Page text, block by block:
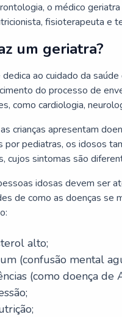
o médico
fisioterapeuta e
um geriatra?
ao cuidado da
do processo de
como cardiologia,
crianças apresentam
por pediatras, os idosos
cujos sintomas são
idosas devem ser
de como as doenças se
alto;
(confusão mental
(como doença de